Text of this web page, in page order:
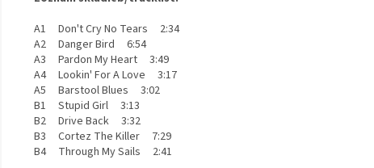
A1 Don't Cry No Tears 2:34
A2 Danger Bird 6:54
A3 Pardon My Heart 3:49
A4 Lookin' For A Love 3:17
A5 Barstool Blues 3:02
B1 Stupid Girl 3:13
B2 Drive Back 3:32
B3 Cortez The Killer 7:29
B4 Through My Sails 2:41